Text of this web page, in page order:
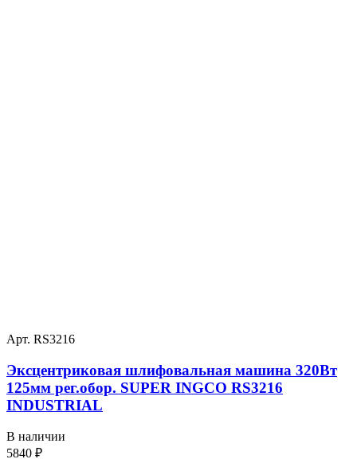
Арт. RS3216
Эксцентриковая шлифовальная машина 320Вт
125мм рег.обор. SUPER INGCO RS3216
INDUSTRIAL
В наличии
5840 ₽